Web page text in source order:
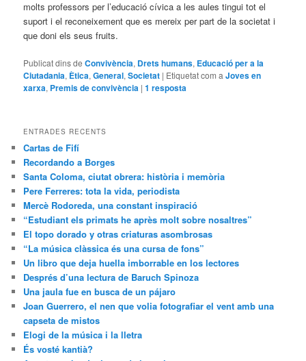
molts professors per l’educació cívica a les aules tingui tot el
suport i el reconeixement que es mereix per part de la societat i
que doni els seus fruits.
Publicat dins de Convivència, Drets humans, Educació per a la
Ciutadania, Ètica,General,Societat | Etiquetat com a Joves en
xarxa, Premis de convivència |1 resposta
ENTRADES RECENTS
Cartas de Fifí
Recordando a Borges
Santa Coloma, ciutat obrera: història i memòria
Pere Ferreres: tota la vida, periodista
Mercè Rodoreda, una constant inspiració
“Estudiant els primats he après molt sobre nosaltres”
El topo dorado y otras criaturas asombrosas
“La música clàssica és una cursa de fons”
Un libro que deja huella imborrable en los lectores
Després d’una lectura de Baruch Spinoza
Una jaula fue en busca de un pájaro
Joan Guerrero, el nen que volia fotografiar el vent amb una
capseta de mistos
Elogi de la música i la lletra
És vosté kantià?